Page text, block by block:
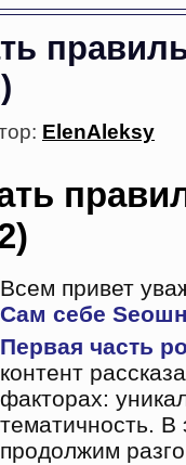
ElenAleksy
Всем привет
Сам себе
Первая часть
контент
факторах:
тематичность. В
продолжим